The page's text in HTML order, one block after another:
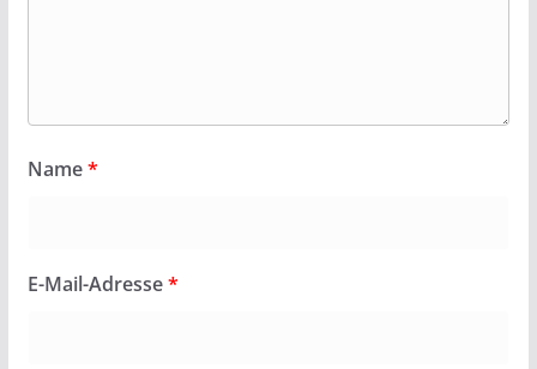
Name*
E-Mail-Adresse*